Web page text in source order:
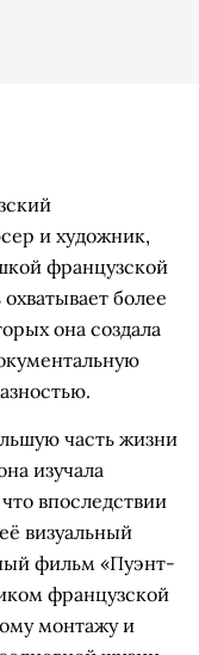
и художник,
французской
более
она создала
часть жизни
изучала
впоследствии
визуальный
фильм «Пуэнт-
французской
монтажу и